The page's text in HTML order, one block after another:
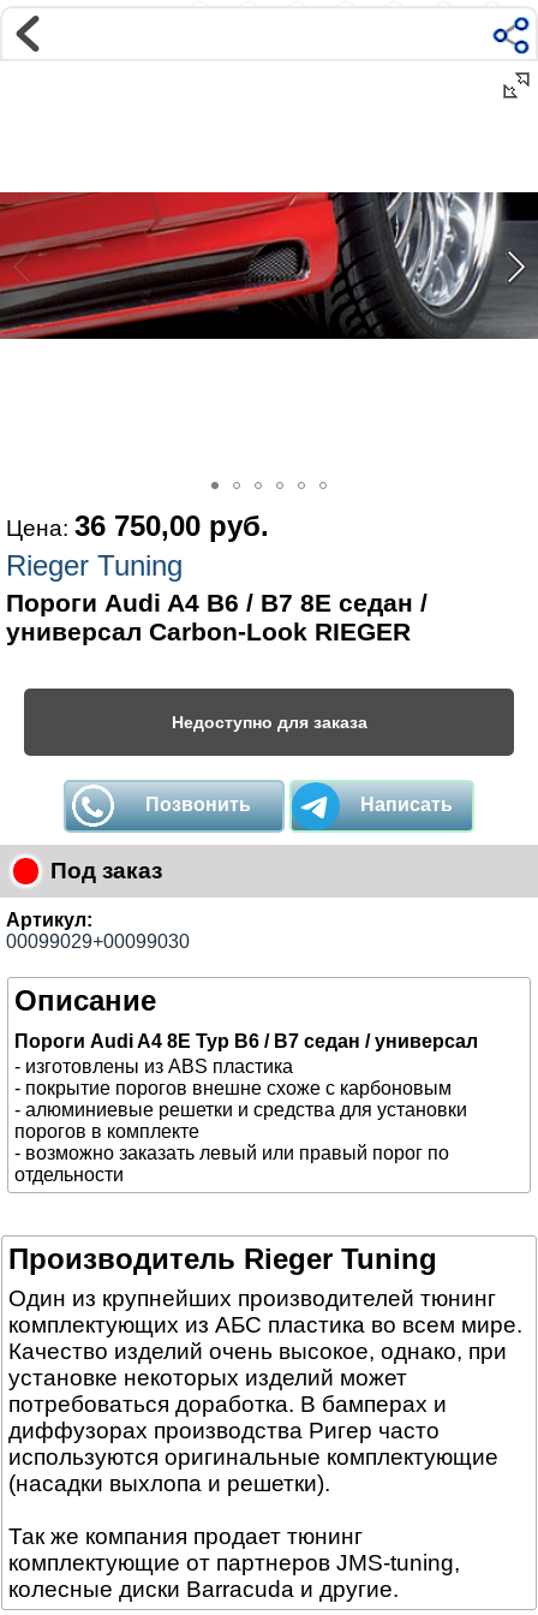
Магазин
Интернет-магазин �...
Цена: 36 750,00 руб.
Rieger Tuning
Пороги Audi A4 B6 / B7 8E седан /
универсал Carbon-Look RIEGER
Недоступно для заказа
Позвонить Написать
Под заказ
Артикул:
00099029+00099030
Описание
Пороги Audi A4 8E Typ B6 / B7 седан / универсал
- изготовлены из ABS пластика
- покрытие порогов внешне схоже с карбоновым
- алюминиевые решетки и средства для установки
порогов в комплекте
- возможно заказать левый или правый порог по
отдельности
Производитель Rieger Tuning
Один из крупнейших производителей тюнинг
комплектующих из АБС пластика во всем мире.
Качество изделий очень высокое, однако, при
установке некоторых изделий может
потребоваться доработка. В бамперах и
диффузорах производства Ригер часто
используются оригинальные комплектующие
(насадки выхлопа и решетки).
Так же компания продает тюнинг
комплектующие от партнеров JMS-tuning,
колесные диски Barracuda и другие.
г. Москва, м.ВДНХ
ул Ярославская д9 к2с5
Маршрут на Авто|Маршрут пешком
Телефон:
+7 985 364 2044
Мы в соц сетях: